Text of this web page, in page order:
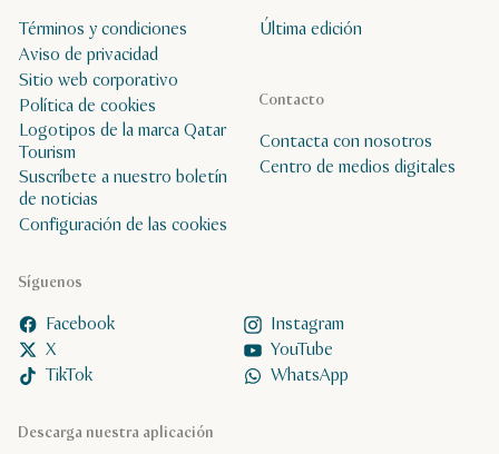
Descarga nuestra aplicación
Última edición
Síguenos
Facebook
Instagram
X
YouTube
TikTok
WhatsApp
Contacto
Contacta con nosotros
Centro de medios digitales
Términos y condiciones
Aviso de privacidad
Sitio web corporativo
Política de cookies
Logotipos de la marca Qatar
Tourism
Suscríbete a nuestro boletín
de noticias
Configuración de las cookies